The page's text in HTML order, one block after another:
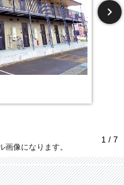
1 / 7
像になります。